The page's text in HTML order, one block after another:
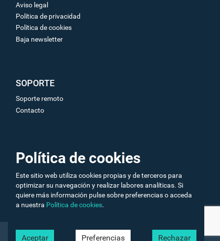
Aviso legal
Política de privacidad
Política de cookies
Baja newsletter
SOPORTE
Soporte remoto
Contacto
ENLACES DE INTERÉS
Ofertas de trabajo
© Zimaltec Soluciones Tecnológicas S.L. – Todos los
Política de cookies
Este sitio web utiliza cookies propias y de terceros para
optimizar su navegación y realizar labores analíticas. Si
quiere más información pulse sobre preferencias o acceda
a nuestra Política de cookies.
Aceptar Preferencias Rechazar